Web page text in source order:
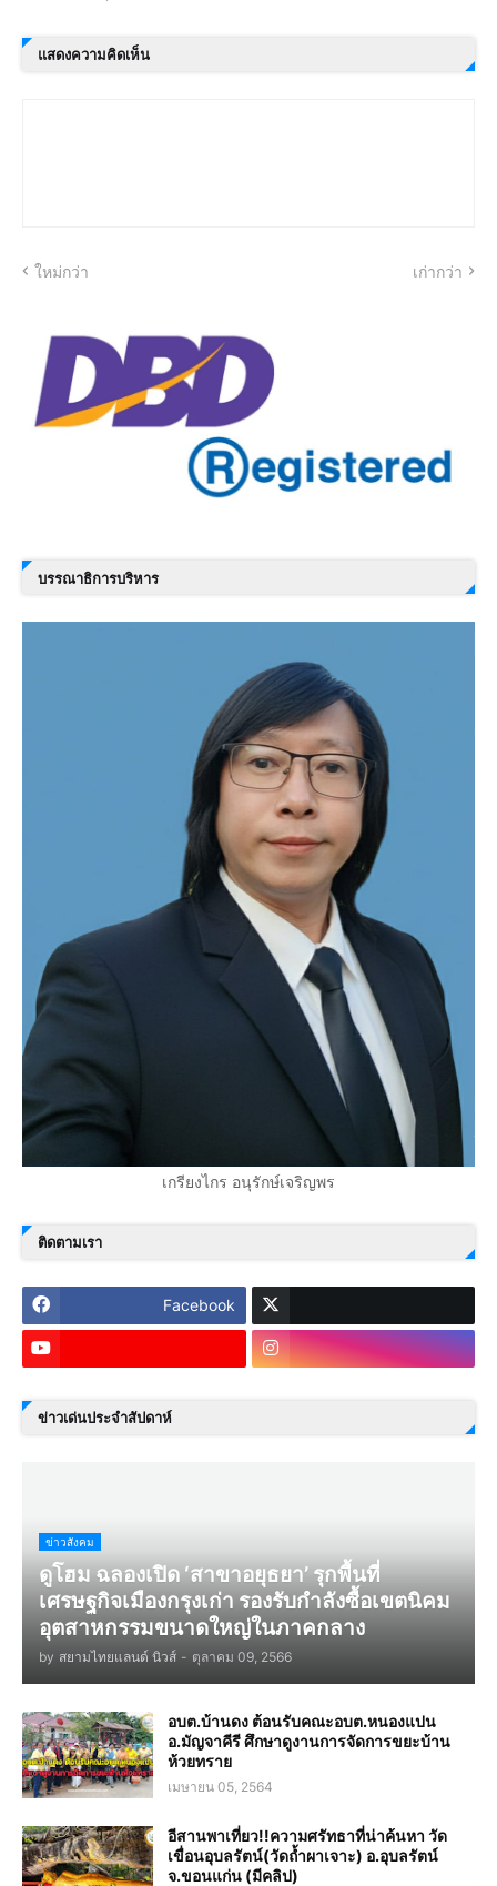
แสดงความคิดเห็น
ใหม่กว่า เก่ากว่า
บรรณาธิการบริหาร
เกรียงไกร อนุรักษ์เจริญพร
ติดตามเรา
Facebook
ข่าวเด่นประจำสัปดาห์
ข่าวสังคม
ดูโฮม ฉลองเปิด ‘สาขาอยุธยา’ รุกพื้นที่
เศรษฐกิจเมืองกรุงเก่า รองรับกำลังซื้อเขตนิคม
อุตสาหกรรมขนาดใหญ่ในภาคกลาง
by สยามไทยแลนด์ นิวส์ - ตุลาคม 09, 2566
อบต.บ้านดง ต้อนรับคณะอบต.หนองแปน
อ.มัญจาคีรี ศึกษาดูงานการจัดการขยะบ้าน
ห้วยทราย
เมษายน 05, 2564
อีสานพาเที่ยว!!ความศรัทธาที่น่าค้นหา วัด
เขื่อนอุบลรัตน์(วัดถ้ำผาเจาะ) อ.อุบลรัตน์
จ.ขอนแก่น (มีคลิป)